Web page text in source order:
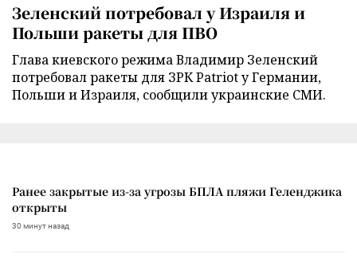
Зеленский потребовал у Израиля и
Польши ракеты для ПВО
Глава киевского режима Владимир Зеленский
потребовал ракеты для ЗРК Patriot у Германии,
Польши и Израиля, сообщили украинские СМИ.
Ранее закрытые из-за угрозы БПЛА пляжи Геленджика
открыты
30 минут назад